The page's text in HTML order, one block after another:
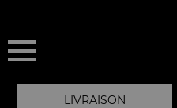
LIVRAISON